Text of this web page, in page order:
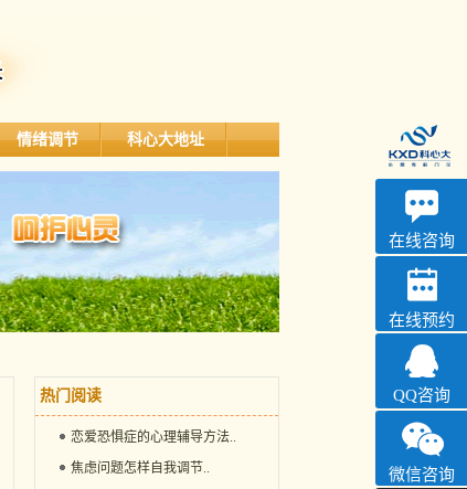
情绪调节 科心大地址
热门阅读
恋爱恐惧症的心理辅导方法..
焦虑问题怎样自我调节..
深科
心理咨询
在线咨询
在线预约
QQ咨询
微信咨询